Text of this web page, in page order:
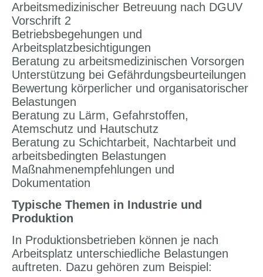
Arbeitsmedizinischer Betreuung nach DGUV
Vorschrift 2
Betriebsbegehungen und
Arbeitsplatzbesichtigungen
Beratung zu arbeitsmedizinischen Vorsorgen
Unterstützung bei Gefährdungsbeurteilungen
Bewertung körperlicher und organisatorischer
Belastungen
Beratung zu Lärm, Gefahrstoffen,
Atemschutz und Hautschutz
Beratung zu Schichtarbeit, Nachtarbeit und
arbeitsbedingten Belastungen
Maßnahmenempfehlungen und
Dokumentation
Typische Themen in Industrie und
Produktion
In Produktionsbetrieben können je nach
Arbeitsplatz unterschiedliche Belastungen
auftreten. Dazu gehören zum Beispiel: